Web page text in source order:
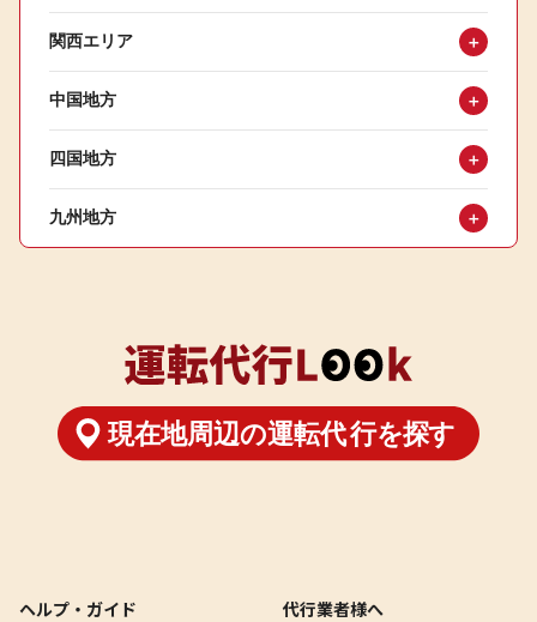
関西エリア ＋
中国地方 ＋
四国地方 ＋
九州地方 ＋
ヘルプ・ガイド 代行業者様へ